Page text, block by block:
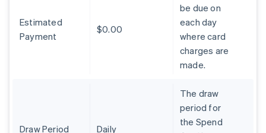
Estimated
Payment
$0.00
be due on
each day
where card
charges are
made.
Draw Period Daily
The draw
period for
the Spend
Australia
Austria
English